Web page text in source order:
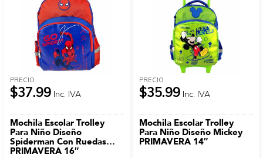
PRECIO
$37.99 Inc. IVA
Mochila Escolar Trolley
Para Niño Diseño
Spiderman Con Ruedas
PRIMAVERA 16″
PRECIO
$35.99 Inc. IVA
Mochila Escolar Trolley
Para Niño Diseño Mickey
PRIMAVERA 14″